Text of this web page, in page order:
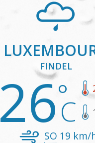
FINDEL
26
SO 19 km/